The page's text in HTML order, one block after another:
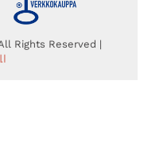
Rights Reserved |